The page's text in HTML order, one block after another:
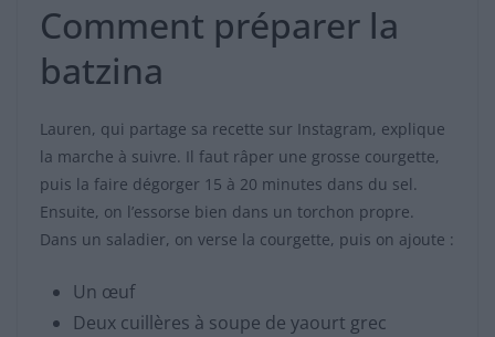
Comment préparer la
batzina
Lauren, qui partage sa recette sur Instagram, explique
la marche à suivre. Il faut râper une grosse courgette,
puis la faire dégorger 15 à 20 minutes dans du sel.
Ensuite, on l’essorse bien dans un torchon propre.
Dans un saladier, on verse la courgette, puis on ajoute :
Un œuf
Deux cuillères à soupe de yaourt grec